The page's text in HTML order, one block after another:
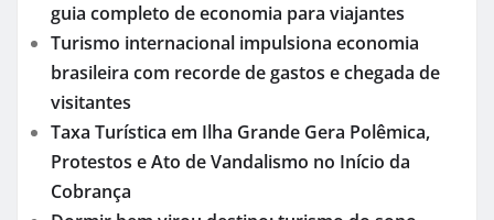
guia completo de economia para viajantes
Turismo internacional impulsiona economia
brasileira com recorde de gastos e chegada de
visitantes
Taxa Turística em Ilha Grande Gera Polêmica,
Protestos e Ato de Vandalismo no Início da
Cobrança